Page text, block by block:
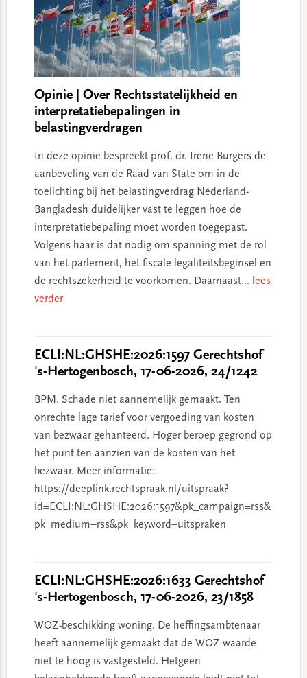
Opinie | Over Rechtsstatelijkheid en
interpretatiebepalingen in
belastingverdragen
In deze opinie bespreekt prof. dr. Irene Burgers de
aanbeveling van de Raad van State om in de
toelichting bij het belastingverdrag Nederland-
Bangladesh duidelijker vast te leggen hoe de
interpretatiebepaling moet worden toegepast.
Volgens haar is dat nodig om spanning met de rol
van het parlement, het fiscale legaliteitsbeginsel en
de rechtszekerheid te voorkomen. Daarnaast... lees
verder
ECLI:NL:GHSHE:2026:1597 Gerechtshof
's-Hertogenbosch, 17-06-2026, 24/1242
BPM. Schade niet aannemelijk gemaakt. Ten
onrechte lage tarief voor vergoeding van kosten
van bezwaar gehanteerd. Hoger beroep gegrond op
het punt ten aanzien van de kosten van het
bezwaar. Meer informatie:
https://deeplink.rechtspraak.nl/uitspraak?
id=ECLI:NL:GHSHE:2026:1597&pk_campaign=rss&
pk_medium=rss&pk_keyword=uitspraken
ECLI:NL:GHSHE:2026:1633 Gerechtshof
's-Hertogenbosch, 17-06-2026, 23/1858
WOZ-beschikking woning. De heffingsambtenaar
heeft aannemelijk gemaakt dat de WOZ-waarde
niet te hoog is vastgesteld. Hetgeen